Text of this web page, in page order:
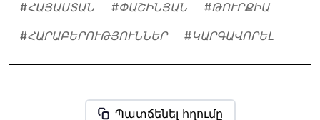
#ՀԱՅԱՍՏԱՆ #ՓԱՇԻՆՅԱՆ #ԹՈՒՐՔԻԱ
#ՀԱՐԱԲԵՐՈՒԹՅՈՒՆՆԵՐ #ԿԱՐԳԱՎՈՐԵԼ
Պատճենել հղումը